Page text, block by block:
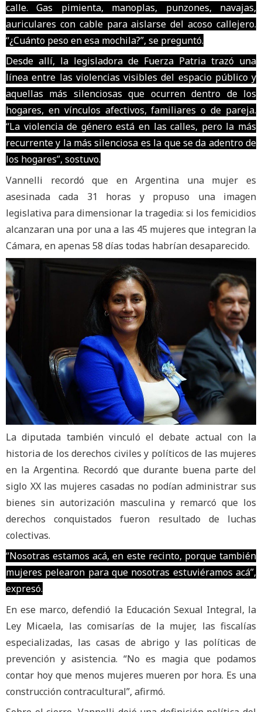
calle. Gas pimienta, manoplas, punzones, navajas,
auriculares con cable para aislarse del acoso callejero.
“¿Cuánto peso en esa mochila?”, se preguntó.
Desde allí, la legisladora de Fuerza Patria trazó una
línea entre las violencias visibles del espacio público y
aquellas más silenciosas que ocurren dentro de los
hogares, en vínculos afectivos, familiares o de pareja.
“La violencia de género está en las calles, pero la más
recurrente y la más silenciosa es la que se da adentro de
los hogares”, sostuvo.
Vannelli recordó que en Argentina una mujer es
asesinada cada 31 horas y propuso una imagen
legislativa para dimensionar la tragedia: si los femicidios
alcanzaran una por una a las 45 mujeres que integran la
Cámara, en apenas 58 días todas habrían desaparecido.
La diputada también vinculó el debate actual con la
historia de los derechos civiles y políticos de las mujeres
en la Argentina. Recordó que durante buena parte del
siglo XX las mujeres casadas no podían administrar sus
bienes sin autorización masculina y remarcó que los
derechos conquistados fueron resultado de luchas
colectivas.
“Nosotras estamos acá, en este recinto, porque también
mujeres pelearon para que nosotras estuviéramos acá”,
expresó.
En ese marco, defendió la Educación Sexual Integral, la
Ley Micaela, las comisarías de la mujer, las fiscalías
especializadas, las casas de abrigo y las políticas de
prevención y asistencia. “No es magia que podamos
contar hoy que menos mujeres mueren por hora. Es una
construcción contracultural”, afirmó.